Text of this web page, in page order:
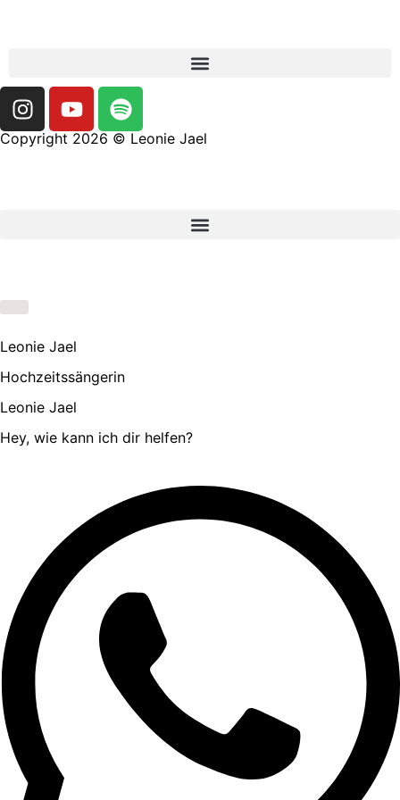
Copyright 2026 © Leonie Jael
Leonie Jael
Hochzeitssängerin
Leonie Jael
Hey, wie kann ich dir helfen?